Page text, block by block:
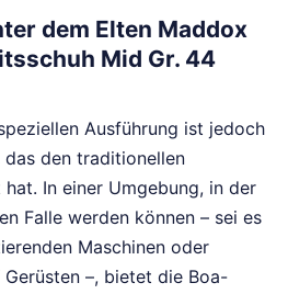
dem Elten Maddox
Mid Gr. 44
Ausführung ist jedoch
das den traditionellen
In einer Umgebung, in der
Falle werden können – sei es
Maschinen oder
–, bietet die Boa-